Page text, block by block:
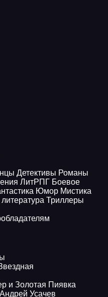
Детективы Романы
ЛитРПГ Боевое
Юмор Мистика
Триллеры
и Золотая Пиявка
Усачев